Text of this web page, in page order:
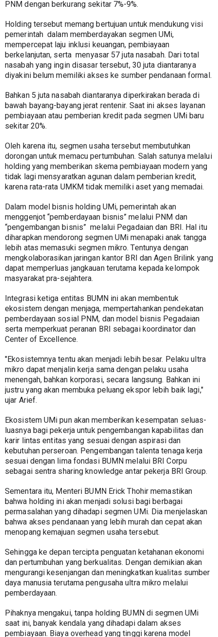
PNM dengan berkurang sekitar 7%-9%.
Holding tersebut memang bertujuan untuk mendukung visi
pemerintah  dalam memberdayakan segmen UMi,
mempercepat laju inklusi keuangan, pembiayaan
berkelanjutan, serta  menyasar 57 juta nasabah. Dari total
nasabah yang ingin disasar tersebut, 30 juta diantaranya
diyakini belum memiliki akses ke sumber pendanaan formal.
Bahkan 5 juta nasabah diantaranya diperkirakan berada di
bawah bayang-bayang jerat rentenir. Saat ini akses layanan
pembiayaan atau pemberian kredit pada segmen UMi baru
sekitar 20%.
Oleh karena itu, segmen usaha tersebut membutuhkan
dorongan untuk memacu pertumbuhan. Salah satunya melalui
holding yang memberikan skema pembiayaan modern yang
tidak lagi mensyaratkan agunan dalam pemberian kredit,
karena rata-rata UMKM tidak memiliki aset yang memadai.
Dalam model bisnis holding UMi, pemerintah akan
menggenjot “pemberdayaan bisnis” melalui PNM dan
“pengembangan bisnis”  melalui Pegadaian dan BRI. Hal itu
diharapkan mendorong segmen UMi menapaki anak tangga
lebih atas memasuki segmen mikro. Tentunya dengan
mengkolaborasikan jaringan kantor BRI dan Agen Brilink yang
dapat memperluas jangkauan terutama kepada kelompok
masyarakat pra-sejahtera.
Integrasi ketiga entitas BUMN ini akan membentuk
ekosistem dengan menjaga, mempertahankan pendekatan
pemberdayaan sosial PNM, dan model bisnis Pegadaian
serta memperkuat peranan BRI sebagai koordinator dan
Center of Excellence.
"Ekosistemnya tentu akan menjadi lebih besar. Pelaku ultra
mikro dapat menjalin kerja sama dengan pelaku usaha
menengah, bahkan korporasi, secara langsung. Bahkan ini
justru yang akan membuka peluang ekspor lebih baik lagi,"
ujar Arief.
Ekosistem UMi pun akan memberikan kesempatan seluas-
luasnya bagi pekerja untuk pengembangan kapabilitas dan
karir lintas entitas yang sesuai dengan aspirasi dan
kebutuhan perseroan. Pengembangan talenta tenaga kerja
sesuai dengan lima fondasi BUMN melalui BRI Corpu
sebagai sentra sharing knowledge antar pekerja BRI Group.
Sementara itu, Menteri BUMN Erick Thohir memastikan
bahwa holding ini akan menjadi solusi bagi berbagai
permasalahan yang dihadapi segmen UMi. Dia menjelaskan
bahwa akses pendanaan yang lebih murah dan cepat akan
menopang kemajuan segmen usaha tersebut.
Sehingga ke depan tercipta penguatan ketahanan ekonomi
dan pertumbuhan yang berkualitas. Dengan demikian akan
mengurangi kesenjangan dan meningkatkan kualitas sumber
daya manusia terutama pengusaha ultra mikro melalui
pemberdayaan.
Pihaknya mengakui, tanpa holding BUMN di segmen UMi
saat ini, banyak kendala yang dihadapi dalam akses
pembiayaan. Biaya overhead yang tinggi karena model